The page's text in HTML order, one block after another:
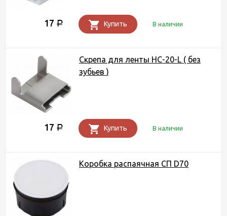
17 Р Купить В наличии
Скрепа для ленты HC-20-L ( без
зубьев )
17 Р Купить В наличии
Коробка распаячная СП D70